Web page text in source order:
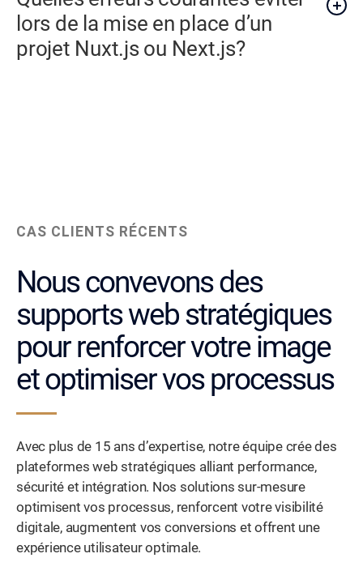
lors de la mise en place d’un
projet Nuxt.js ou Next.js?
CAS CLIENTS RÉCENTS
Nous convevons des
supports web stratégiques
pour renforcer votre image
et optimiser vos processus
Avec plus de 15 ans d’expertise, notre équipe crée des
plateformes web stratégiques alliant performance,
sécurité et intégration. Nos solutions sur-mesure
optimisent vos processus, renforcent votre visibilité
digitale, augmentent vos conversions et offrent une
expérience utilisateur optimale.